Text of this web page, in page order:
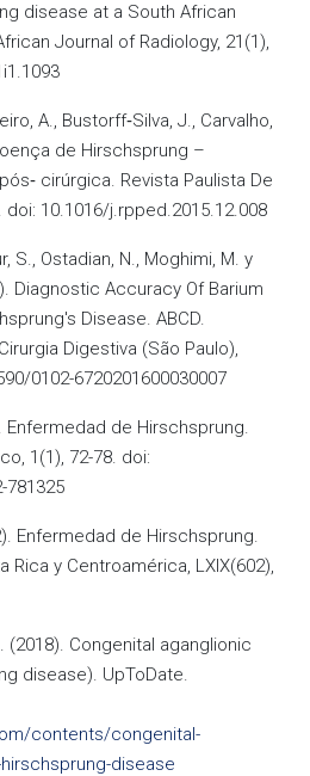
disease at a South African
Journal of Radiology, 21(1),
A., Bustorff‐Silva, J., Carvalho,
de Hirschsprung –
cirúrgica. Revista Paulista De
doi: 10.1016/j.rpped.2015.12.008
S., Ostadian, N., Moghimi, M. y
Diagnostic Accuracy Of Barium
Disease. ABCD.
Digestiva (São Paulo),
0102-6720201600030007
Enfermedad de Hirschsprung.
1(1), 72-78. doi:
781325
Enfermedad de Hirschsprung.
Rica y Centroamérica, LXIX(602),
(2018). Congenital aganglionic
disease). UpToDate.
contents/congenital-
disease